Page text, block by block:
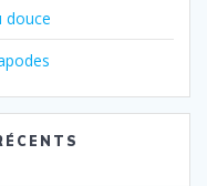
douce